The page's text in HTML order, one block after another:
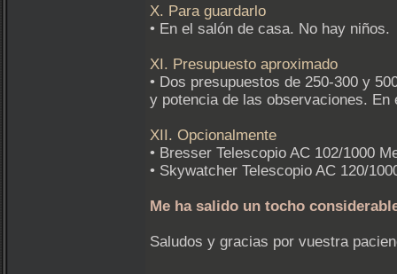
X. Para guardarlo
• En el salón de casa. No hay niños.
XI. Presupuesto aproximado
• Dos presupuestos de 250-300 y
y potencia de las observaciones.
XII. Opcionalmente
• Bresser Telescopio AC 102/1000
• Skywatcher Telescopio AC 120/
Me ha salido un tocho
Saludos y gracias por vuestra